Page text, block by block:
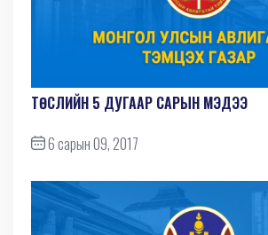
ТӨСЛИЙН 5 ДУГААР САРЫН МЭДЭЭ
6 сарын 09, 2017